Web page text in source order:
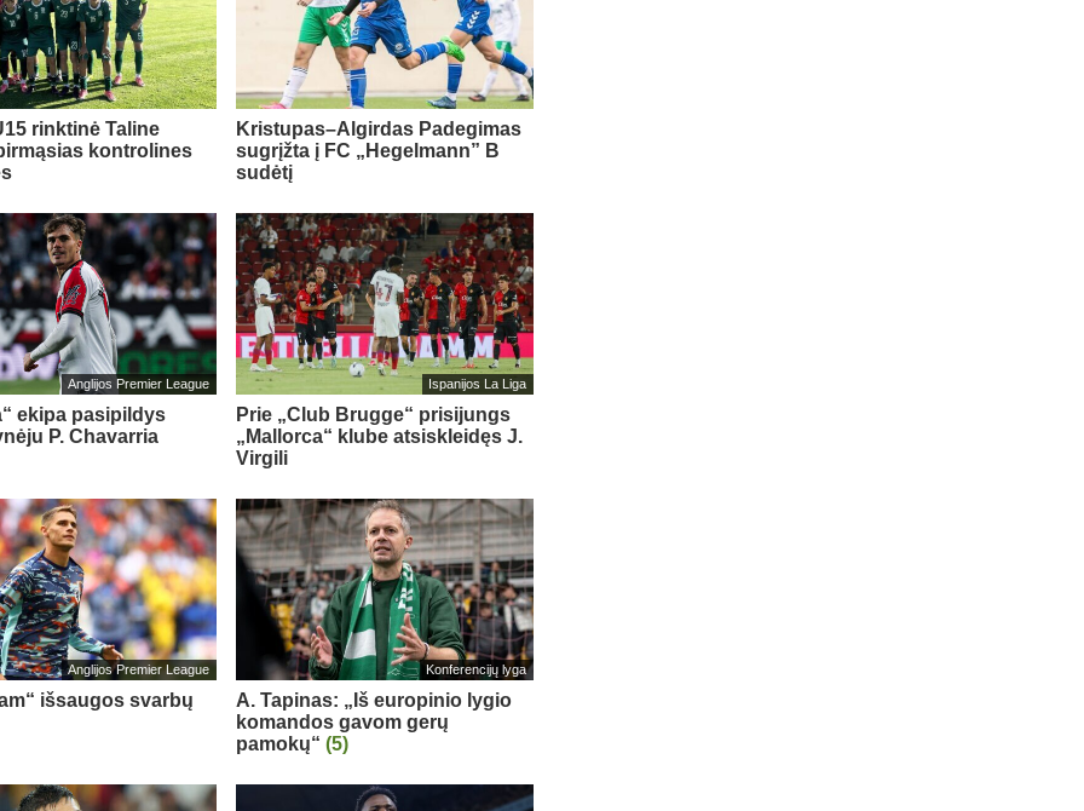
rinktinė Taline
kontrolines
Kristupas–Algirdas Padegimas
sugrįžta į FC „Hegelmann” B
sudėtį
Anglijos Premier League
ekipa pasipildys
P. Chavarria
Ispanijos La Liga
Prie „Club Brugge“ prisijungs
„Mallorca“ klube atsiskleidęs J.
Virgili
Anglijos Premier League
išsaugos svarbų
Konferencijų lyga
A. Tapinas: „Iš europinio lygio
komandos gavom gerų
pamokų“ (5)